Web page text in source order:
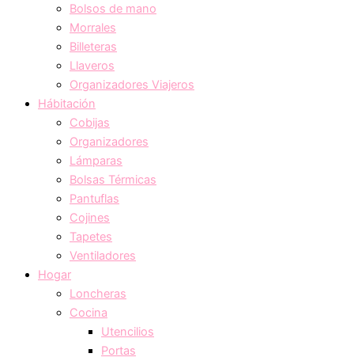
Bolsos de mano
Morrales
Billeteras
Llaveros
Organizadores Viajeros
Hábitación
Cobijas
Organizadores
Lámparas
Bolsas Térmicas
Pantuflas
Cojines
Tapetes
Ventiladores
Hogar
Loncheras
Cocina
Utencilios
Portas